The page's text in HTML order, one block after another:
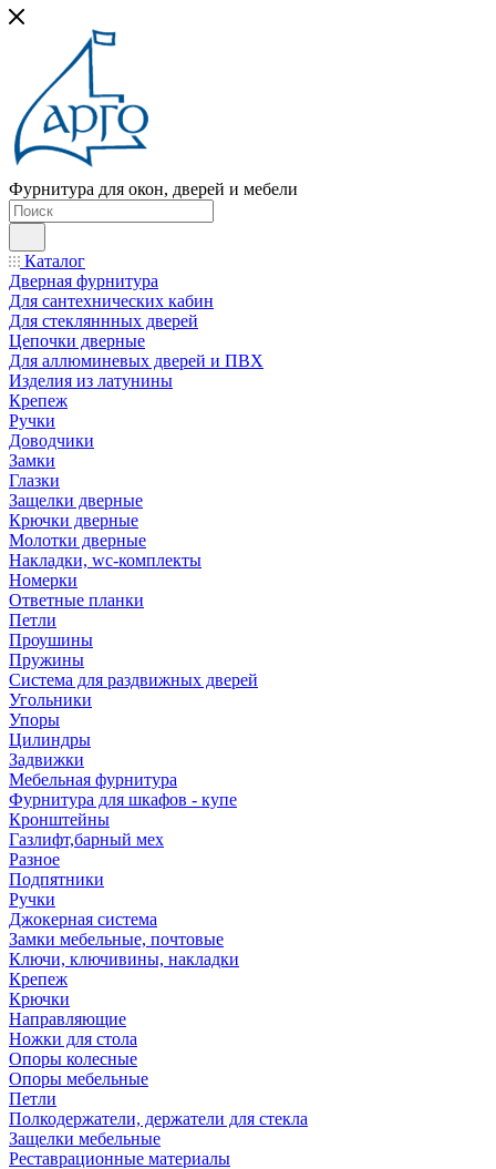
Фурнитура для окон, дверей и мебели
Каталог
Дверная фурнитура
Для сантехнических кабин
Для стекляннных дверей
Цепочки дверные
Для аллюминевых дверей и ПВХ
Изделия из латунины
Крепеж
Ручки
Доводчики
Замки
Глазки
Защелки дверные
Крючки дверные
Молотки дверные
Накладки, wc-комплекты
Номерки
Ответные планки
Петли
Проушины
Пружины
Система для раздвижных дверей
Угольники
Упоры
Цилиндры
Задвижки
Мебельная фурнитура
Фурнитура для шкафов - купе
Кронштейны
Газлифт,барный мех
Разное
Подпятники
Ручки
Джокерная система
Замки мебельные, почтовые
Ключи, ключивины, накладки
Крепеж
Крючки
Направляющие
Ножки для стола
Опоры колесные
Опоры мебельные
Петли
Полкодержатели, держатели для стекла
Защелки мебельные
Реставрационные материалы